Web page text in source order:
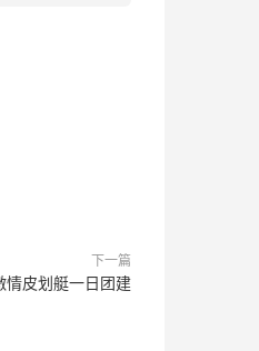
下一篇
情皮划艇一日团建